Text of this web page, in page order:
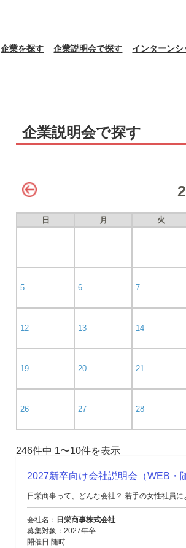
企業を探す 企業説明会で探す インターン
企業説明会で探す
日 月 火
5 6 7
12 13 14
19 20 21
26 27 28
246件中 1〜10件を表示
2027新卒向け会社説明会（WEB・
日栄商事って、どんな会社？ 若手の女性社員
会社名： 日栄商事株式会社
募集対象：2027年卒
開催日 随時